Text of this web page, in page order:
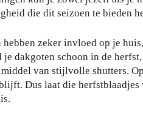
die dit seizoen te bieden
hebben zeker invloed op je
dakgoten schoon in de
van stijlvolle shutters.
Dus laat die